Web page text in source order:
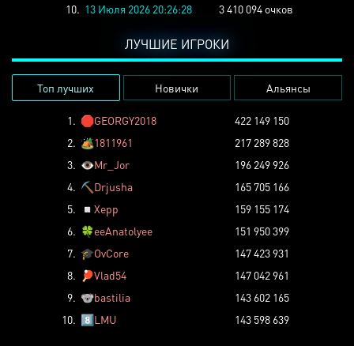
10. 13 Июля 2026 20:26:28 3 410 094 очков
ЛУЧШИЕ ИГРОКИ
Топ лучших Новички Альянсы
1. 🛑GEORGY2018
422 149 150
2. 🏕️1811961
217 289 828
3. 👁️Mr_Jor
196 249 926
4. ⛏️ Drjusha
165 705 166
5.
◽ Xepp
159 155 174
6. 🍀eeAnatolyee
151 950 399
7. 🎓OvCore
147 423 931
8.
🏓Vlad54
147 042 961
9. 🐨bastilia
143 602 165
10. 8️⃣LMU 143 598 639